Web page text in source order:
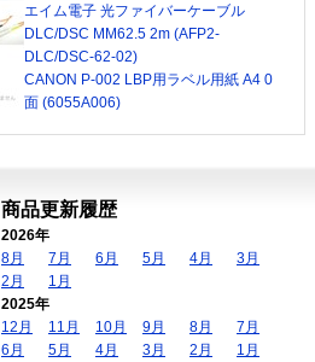
エイム電子 光ファイバーケーブル
DLC/DSC MM62.5 2m (AFP2-
DLC/DSC-62-02)
CANON P-002 LBP用ラベル用紙 A4 0
面 (6055A006)
商品更新履歴
2026年
8月
7月 6月 5月 4月
3月
2月
1月
2025年
12月
11月 10月 9月 8月
7月
6月
5月 4月 3月 2月
1月